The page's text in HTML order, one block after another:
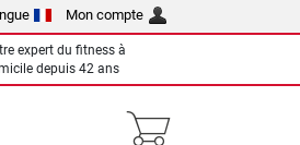
Mon compte
expert du fitness à
depuis 42 ans